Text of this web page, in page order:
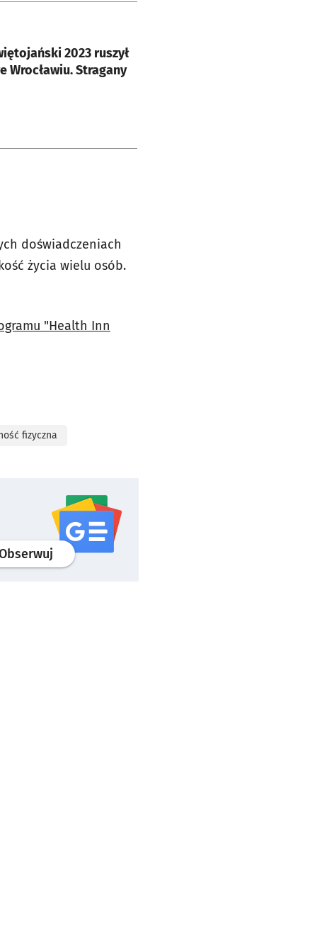
2023 ruszył
Wrocławiu. Stragany
doświadczeniach
życia wielu osób.
"Health Inn
fizyczna
profilgoogle news